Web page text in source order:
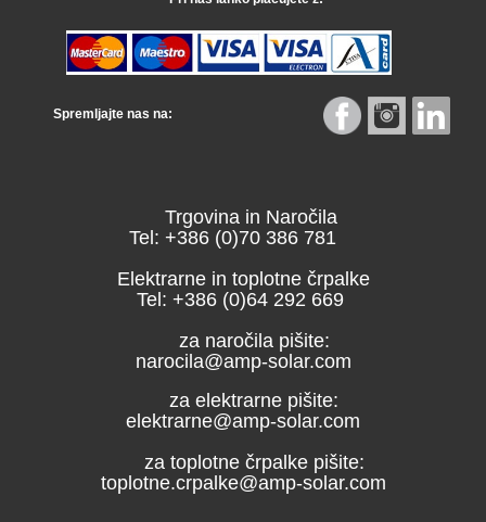
Spremljajte nas na:
Trgovina in Naročila
Tel: +386 (0)70 386 781
Elektrarne in toplotne črpalke
Tel: +386 (0)64 292 669
za naročila pišite:
narocila@amp-solar.com
za elektrarne pišite:
elektrarne@amp-solar.com
za toplotne črpalke pišite:
toplotne.crpalke@amp-solar.com